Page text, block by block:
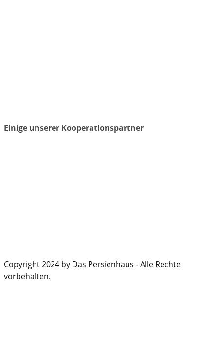
Einige unserer Kooperationspartner
Copyright 2024 by Das Persienhaus - Alle Rechte
vorbehalten.